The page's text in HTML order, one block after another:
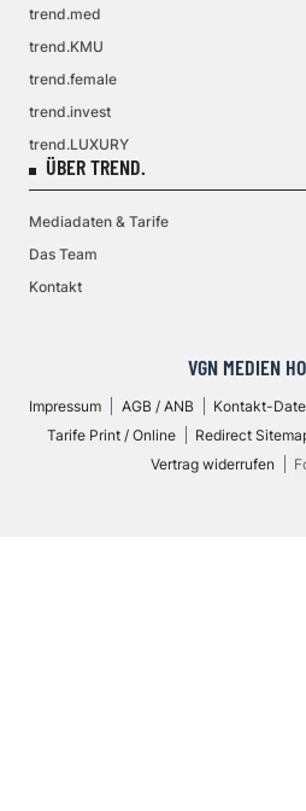
trend.med
trend.KMU
trend.female
trend.invest
trend.LUXURY
ÜBER TREND.
Mediadaten & Tarife
Das Team
Kontakt
VGN MEDIEN
Impressum AGB / ANB Kontakt-
Tarife Print / Online
Redirect
Vertrag widerrufen